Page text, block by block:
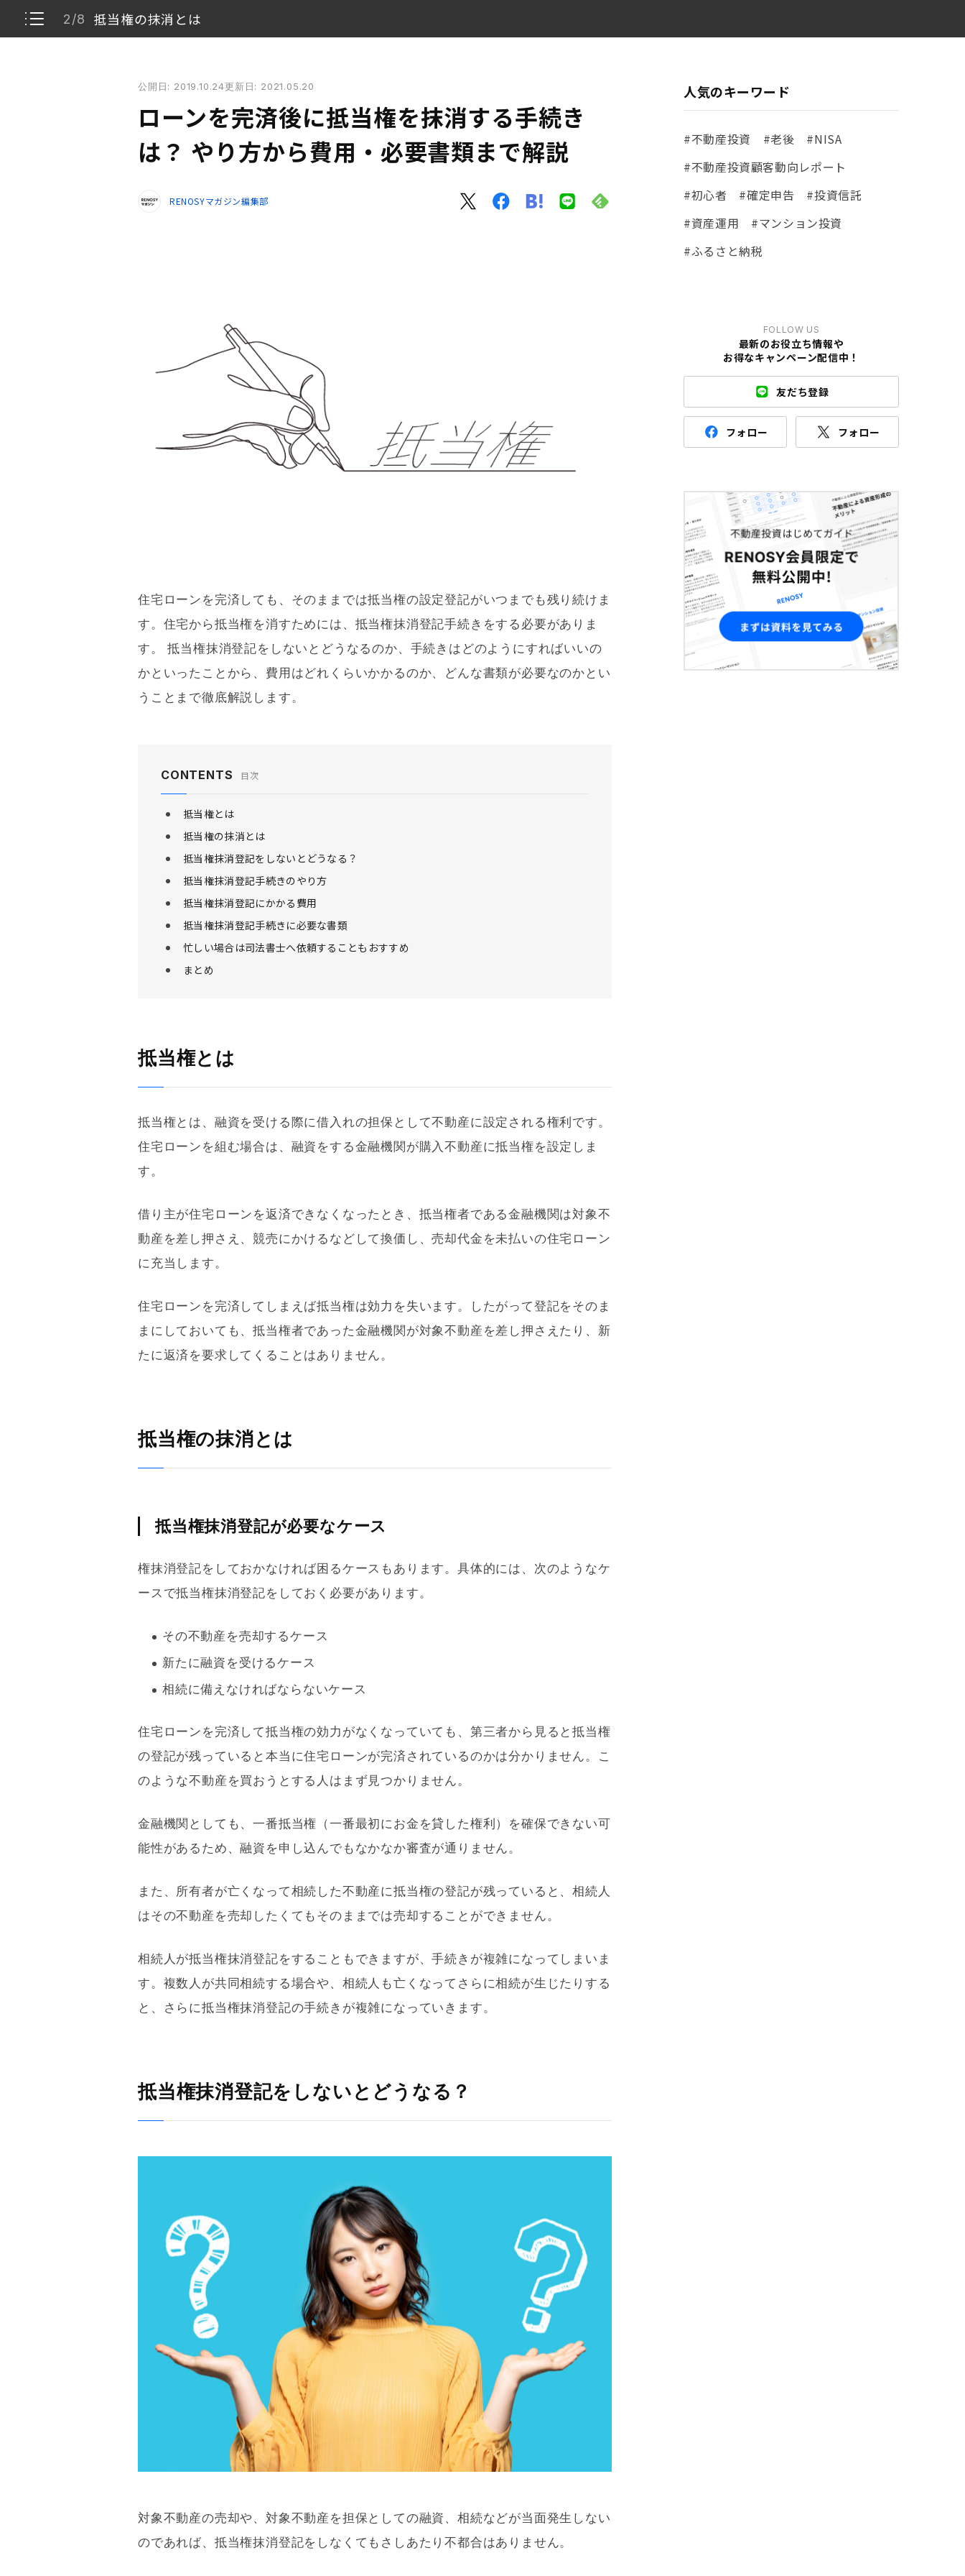
2/8 抵当権の抹消とは
抵当権の抹消とは
抵当権抹消登記手続きのやり方
忙しい場合は司法書士へ依頼することもおすすめ
公開日: 2019.10.24更新日: 2021.05.20
ローンを完済後に抵当権を抹消する手続き
は？ やり方から費用・必要書類まで解説
RENOSYマガジン編集部
住宅ローン を完済しても、そのままでは抵当権の設定登記がいつまでも残り続けま
す。住宅から抵当権を消すためには、 抵当権抹消登記手続きをする必要がありま
す。抵当権抹消登記をしないとどうなるのか、手続きはどのようにすればいいの
かといったことから、費用はどれくらいかかるのか、どんな書類が必要なのかとい
うことまで徹底解説します。
CONTENTS 目次
抵当権とは
抵当権の抹消とは
抵当権抹消登記をしないとどうなる？
抵当権抹消登記手続きのやり方
抵当権抹消登記にかかる費用
抵当権抹消登記手続きに必要な書類
忙しい場合は司法書士へ依頼することもおすすめ
まとめ
抵当権とは
抵当権とは、融資を受ける際に借入れの担保として不動産に設定される権利です。
住宅ローン を組む場合は、融資をする金融機関が購入不動産に抵当権を設定しま
す。
借り主が住宅ローン を返済できなくなったとき、 抵当権者である金融機関は対象不
動産を差し押さえ、競売にかけるなどして換価し、売却代金を未払いの住宅ローン
に充当します。
住宅ローン を完済してしまえば抵当権は効力を失います。したがって登記をそのま
まにしておいても、抵当権者であった金融機関が対象不動産を差し押さえたり、新
たに返済を要求してくることはありません。
抵当権の抹消とは
抵当権抹消登記が必要なケース
権抹消登記をしておかなければ困るケースもあります。具体的には、次のようなケ
ースで抵当権抹消登記をしておく必要があります。
その不動産を売却するケース
新たに融資を受けるケース
相続に備えなければならないケース
住宅ローン を完済して抵当権の効力がなくなっていても、第三者から見ると抵当権
の登記が残っていると本当に住宅ローンが完済されているのかは分かりません。こ
のような不動産を買おうとする人はまず見つかりません。
金融機関としても、一番抵当権 （一番最初にお金を貸した権利）を確保できない可
能性があるため、融資を申し込んでもなかなか審査が通りません。
また、所有者が亡くなって相続した不動産に抵当権の登記が残っていると、相続人
はその不動産を売却したくてもそのままでは売却することができません。
相続人が抵当権抹消登記をすることもできますが、手続きが複雑になってしまいま
す。複数人が共同相続する場合や、相続人も亡くなってさらに相続が生じたりする
と、さらに抵当権抹消登記の手続きが複雑になっていきます。
抵当権抹消登記をしないとどうなる？
対象不動産の売却や、対象不動産を担保としての融資、相続などが当面発生しない
のであれば、 抵当権抹消登記をしなくてもさしあたり不都合はありません。
人気のキーワード
#不動産投資 #老後
#NISA
#不動産投資顧客動向レポート
#初心者
#確定申告
#投資信託
#資産運用
#マンション投資
#ふるさと納税
FOLLOW US
最新のお役立ち情報や
お得なキャンペーン配信中！
友だち登録
フォロー フォロー